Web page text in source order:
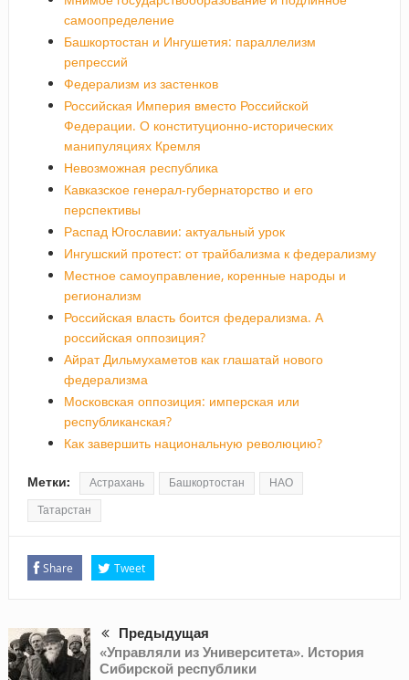
самоопределение
Башкортостан и Ингушетия: параллелизм
репрессий
Федерализм из застенков
Российская Империя вместо Российской
Федерации. О конституционно-исторических
манипуляциях Кремля
Невозможная республика
Кавказское генерал-губернаторство и его
перспективы
Распад Югославии: актуальный урок
Ингушский протест: от трайбализма к федерализму
Местное самоуправление, коренные народы и
регионализм
Российская власть боится федерализма. А
российская оппозиция?
Айрат Дильмухаметов как глашатай нового
федерализма
Московская оппозиция: имперская или
республиканская?
Как завершить национальную революцию?
Метки: Астрахань Башкортостан НАО
Татарстан
Share Tweet
Предыдущая
«Управляли из Университета». История
Сибирской республики